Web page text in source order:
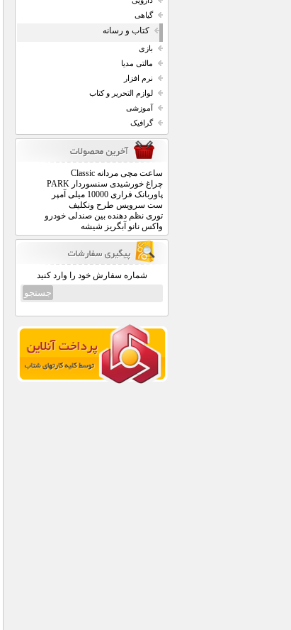
گیاهی
کتاب و رسانه
بازی
مالتی مدیا
نرم افزار
لوازم التحریر و کتاب
آموزشی
گرافیک
ساعت مچی مردانه Classic
چراغ خورشیدی سنسوردار PARK
پاوربانک فراری 10000 میلی آمپر
ست سرویس طرح ونکلیف
توری نظم دهنده بین صندلی خودرو
واکس نانو آبگریز شیشه
شماره سفارش خود را وارد کنید